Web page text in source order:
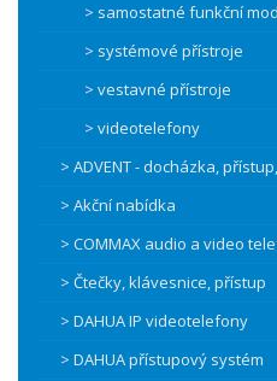
> samostatné funkční
> systémové přístroje
> vestavné přístroje
> videotelefony
> ADVENT - docházka,
> Akční nabídka
> COMMAX audio a video
> Čtečky, klávesnice, přístup
> DAHUA IP videotelefony
> DAHUA přístupový systém